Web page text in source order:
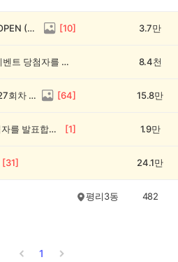
전원 1,000캐시! 🥳 우리 동네 썰전 14회차 OPEN (~8/17) [10] 3.7만
💰[당첨자 발표] 26회차 우리 동네 정보왕 이벤트 당첨자를 발표합니다! 8.4천
💸 전원 2,000캐시 지급! 우리 동네 정보왕 27회차 (~8/10) [64] 15.8만
💰[당첨자 발표] 우리 동네 썰전 12회차 당첨자를 발표합니다! [1] 1.9만
[31] 24.1만
평리3동 482
1